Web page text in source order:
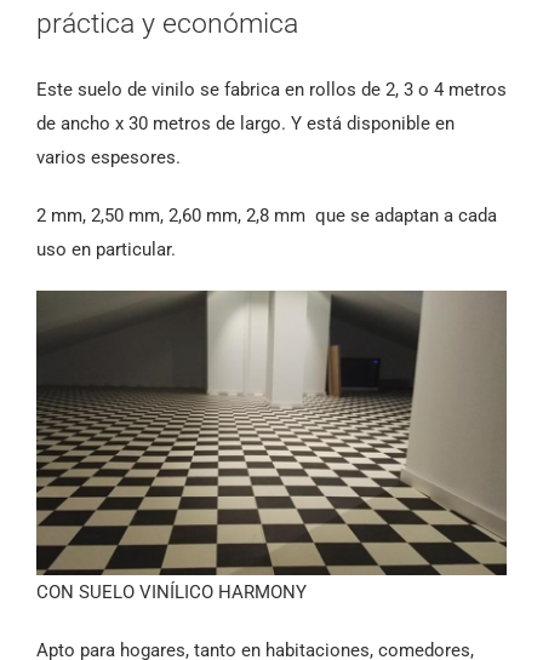
práctica y económica
Este suelo de vinilo se fabrica en rollos de 2, 3 o 4 metros
de ancho x 30 metros de largo. Y está disponible en
varios espesores.
2 mm, 2,50 mm, 2,60 mm, 2,8 mm que se adaptan a cada
uso en particular.
CON SUELO VINÍLICO HARMONY
Apto para hogares, tanto en habitaciones, comedores,